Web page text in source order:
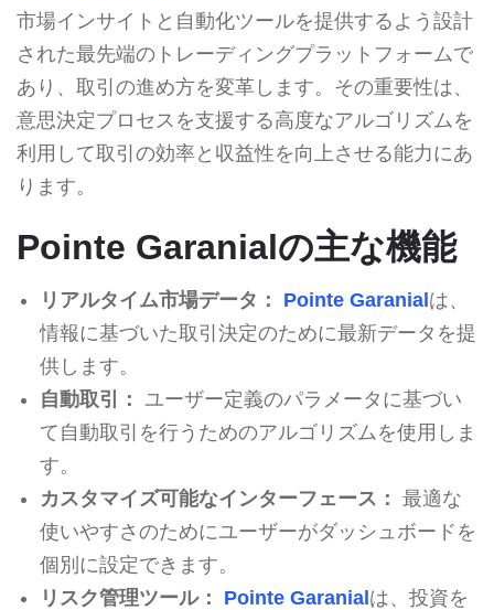
市場インサイトと自動化ツールを提供するよう設計
された最先端のトレーディングプラットフォームで
あり、取引の進め方を変革します。その重要性は、
意思決定プロセスを支援する高度なアルゴリズムを
利用して取引の効率と収益性を向上させる能力にあ
ります。
Pointe Garanialの主な機能
リアルタイム市場データ： Pointe Garanialは、
情報に基づいた取引決定のために最新データを提
供します。
自動取引：
ユーザー定義のパラメータに基づい
て自動取引を行うためのアルゴリズムを使用しま
す。
カスタマイズ可能なインターフェース： 最適な
使いやすさのためにユーザーがダッシュボードを
個別に設定できます。
リスク管理ツール：
Pointe Garanialは、投資を